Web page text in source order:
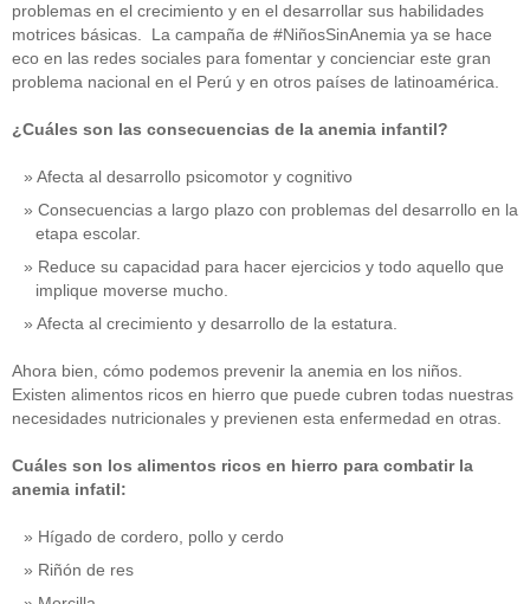
problemas en el crecimiento y en el desarrollar sus habilidades
motrices básicas. La campaña de #NiñosSinAnemia ya se hace
eco en las redes sociales para fomentar y concienciar este gran
problema nacional en el Perú y en otros países de latinoamérica.
¿Cuáles son las consecuencias de la anemia infantil?
Afecta al desarrollo psicomotor y cognitivo
Consecuencias a largo plazo con problemas del desarrollo en la
etapa escolar.
Reduce su capacidad para hacer ejercicios y todo aquello que
implique moverse mucho.
Afecta al crecimiento y desarrollo de la estatura.
Ahora bien, cómo podemos prevenir la anemia en los niños.
Existen alimentos ricos en hierro que puede cubren todas nuestras
necesidades nutricionales y previenen esta enfermedad en otras.
Cuáles son los alimentos ricos en hierro para combatir la
anemia infatil:
Hígado de cordero, pollo y cerdo
Riñón de res